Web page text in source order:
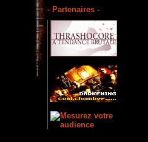
- Partenaires -